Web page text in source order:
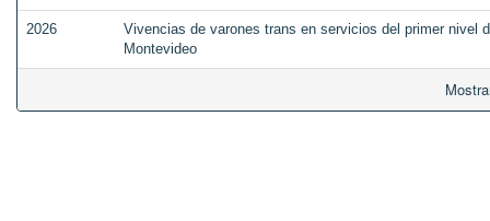
2026
Vivencias de varones trans en servicios del primer nivel
Montevideo